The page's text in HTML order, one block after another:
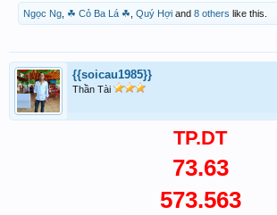
Ngọc Ng, ☘ Cỏ Ba Lá ☘, Quý Hợi and 8 others like this.
{{soicau1985}}
Thần Tài
TP.DT
73.63
573.563